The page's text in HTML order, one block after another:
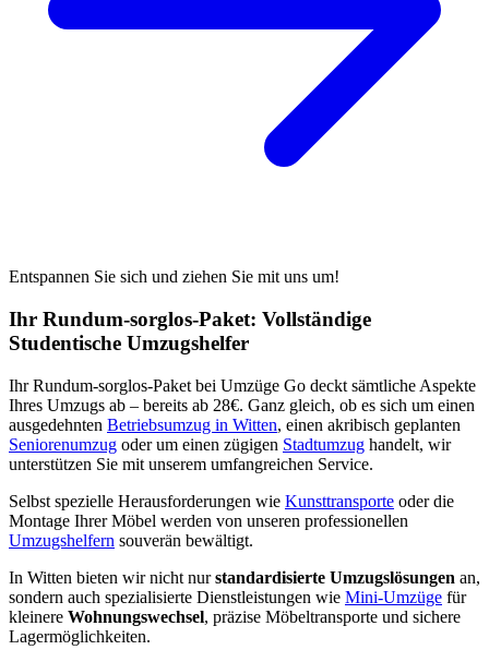
Entspannen Sie sich und ziehen Sie mit uns um!
Ihr Rundum-sorglos-Paket: Vollständige
Studentische Umzugshelfer
Ihr Rundum-sorglos-Paket bei Umzüge Go deckt sämtliche Aspekte
Ihres Umzugs ab – bereits ab 28€. Ganz gleich, ob es sich um einen
ausgedehnten Betriebsumzug in Witten, einen akribisch geplanten
Seniorenumzug oder um einen zügigen Stadtumzug handelt, wir
unterstützen Sie mit unserem umfangreichen Service.
Selbst spezielle Herausforderungen wie Kunsttransporte oder die
Montage Ihrer Möbel werden von unseren professionellen
Umzugshelfern souverän bewältigt.
In Witten bieten wir nicht nurstandardisierte Umzugslösungen an,
sondern auch spezialisierte Dienstleistungen wie Mini-Umzüge für
kleinere Wohnungswechsel, präzise Möbeltransporte und sichere
Lagermöglichkeiten.